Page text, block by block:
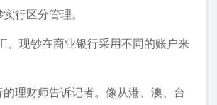
行区分管理。
、现钞在商业银行采用不同的账户来
理财师告诉记者。像从港、澳、台